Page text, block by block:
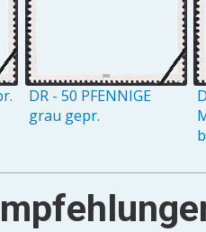
DR - 50 PFENNIGE
grau gepr.